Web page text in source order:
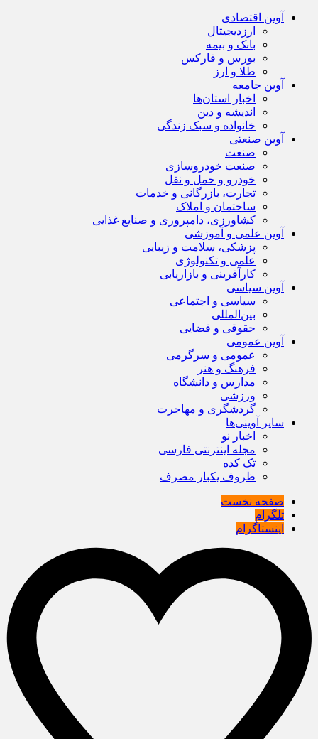
آوین اقتصادی
ارزدیجیتال
بانک و بیمه
بورس و فارکس
طلا و ارز
آوین جامعه
اخبار استان‌ها
اندیشه و دین
خانواده و سبک زندگی
آوین صنعتی
صنعت
صنعت خودروسازی
خودرو و حمل و نقل
تجارت، بازرگانی و خدمات
ساختمان و املاک
کشاورزی، دامپروری و صنایع غذایی
آوین علمی و آموزشی
پزشکی، سلامت و زیبایی
علمی و تکنولوژی
کارآفرینی و بازاریابی
آوین سیاسی
سیاسی و اجتماعی
بین‌المللی
حقوقی و قضایی
آوین عمومی
عمومی و سرگرمی
فرهنگ و هنر
مدارس و دانشگاه
ورزشی
گردشگری و مهاجرت
سایر آوینی‌ها
اخبار نو
مجله اینترنتی فارسی
تک کده
ظروف یکبار مصرف
صفحه نخست
تلگرام
اینستاگرام